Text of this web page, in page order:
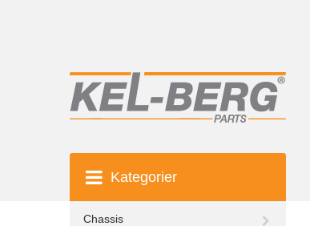
Kategorier
Chassis